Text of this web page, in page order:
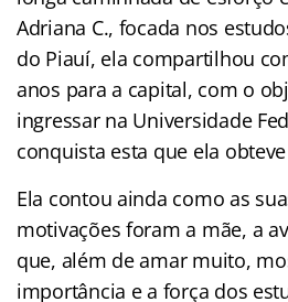
Adriana C., focada nos
do Piauí, ela compartilhou
anos para a capital, com o
ingressar na Universidade
conquista esta que ela
Ela contou ainda como as
motivações foram a mãe, a
que, além de amar muito,
importância e a força dos